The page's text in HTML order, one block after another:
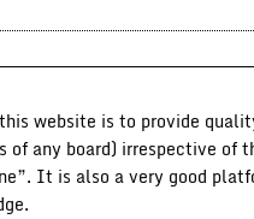
website is to provide
any board) irrespective of
It is also a very good